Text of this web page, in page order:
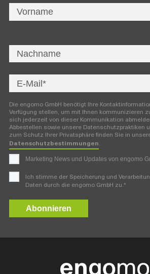
Die engomo GmbH benötigt Ihre
Verfügung stellen, um mit Ihnen kommunizieren
sich jederzeit von dieser Kommunikation
Abbestellen sowie unsere Datenschutzpraktiken
zum Schutz Ihrer Privatsphäre finden Sie in
Datenschutzbestimmungen.
Marketing News und Updates von engomo
Ich stimme der Speicherung und
Daten durch die engomo GmbH zu.*